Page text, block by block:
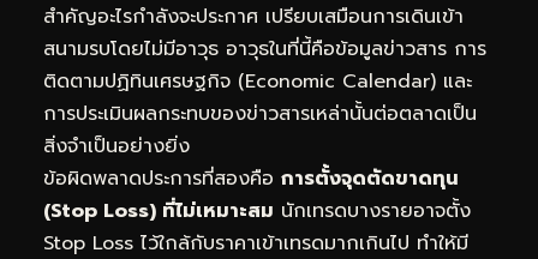
สำคัญอะไรกำลังจะประกาศ เปรียบเสมือนการเดินเข้า
สนามรบโดยไม่มีอาวุธ อาวุธในที่นี้คือข้อมูลข่าวสาร การ
ติดตามปฏิทินเศรษฐกิจ (Economic Calendar) และ
การประเมินผลกระทบของข่าวสารเหล่านั้นต่อตลาดเป็น
สิ่งจำเป็นอย่างยิ่ง
ข้อผิดพลาดประการที่สองคือ การตั้งจุดตัดขาดทุน
(Stop Loss) ที่ไม่เหมาะสม นักเทรดบางรายอาจตั้ง
Stop Loss ไว้ใกล้กับราคาเข้าเทรดมากเกินไป ทำให้มี